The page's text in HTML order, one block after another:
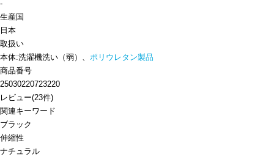
-
生産国
日本
取扱い
本体:洗濯機洗い（弱）、 ポリウレタン製品
商品番号
25030220723220
レビュー(23件)
関連キーワード
ブラック
伸縮性
ナチュラル